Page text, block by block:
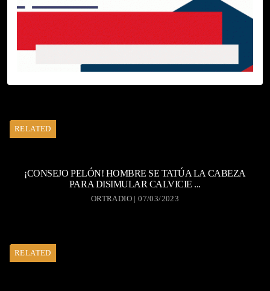
RELATED
¡CONSEJO PELÓN! HOMBRE SE TATÚA LA CABEZA
PARA DISIMULAR CALVICIE ...
ORTRADIO | 07/03/2023
RELATED